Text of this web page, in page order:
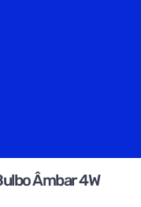
Âmbar 4W